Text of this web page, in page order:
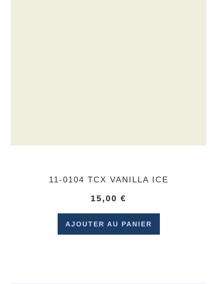
11-0104 TCX VANILLA ICE
15,00 €
AJOUTER AU PANIER